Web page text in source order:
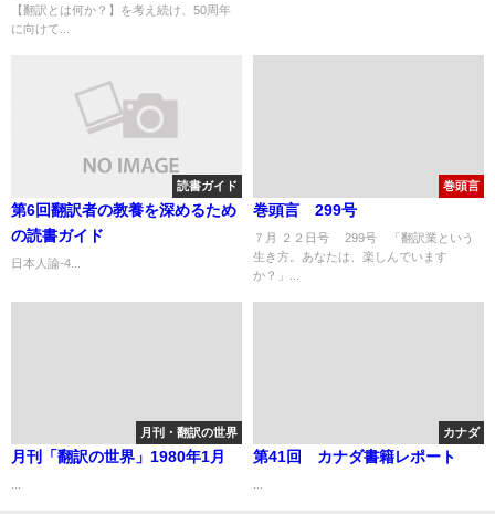
【翻訳とは何か？】を考え続け、50周年
に向けて...
読書ガイド
第6回翻訳者の教養を深めるため
の読書ガイド
日本人論-4...
巻頭言
巻頭言 299号
７月 ２２日号 299号 「翻訳業という
生き方。あなたは、楽しんでいます
か？」...
月刊・翻訳の世界
月刊「翻訳の世界」1980年1月
カナダ
第41回 カナダ書籍レポート